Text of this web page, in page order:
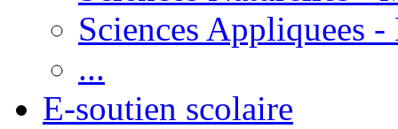
Sciences Appliquees
...
E-soutien scolaire